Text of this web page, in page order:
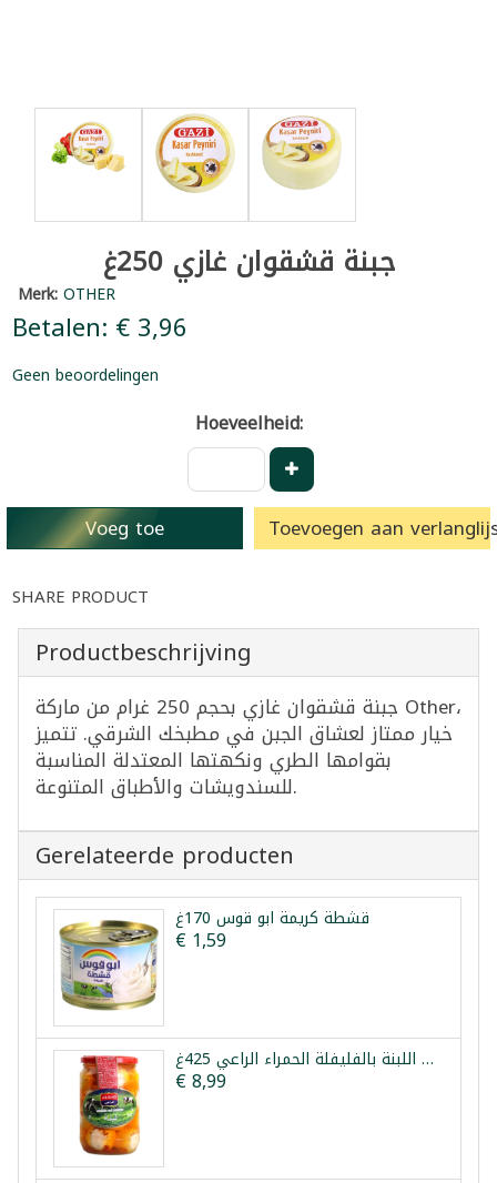
جبنة قشقوان غازي 250غ
Merk:OTHER
Betalen: € 3,96
Geen beoordelingen
Hoeveelheid:
Voeg toe Toevoegen aan
SHARE PRODUCT
Productbeschrijving
جبنة قشقوان غازي بحجم 250 غرام من ماركة Other،
خيار ممتاز لعشاق الجبن في مطبخك الشرقي. تتميز
بقوامها الطري ونكهتها المعتدلة المناسبة
للسندويشات والأطباق المتنوعة.
Gerelateerde producten
قشطة كريمة ابو قوس 170غ
€ 1,59
كرات اللبنة بالفليفلة الحمراء الراعي 425غ
€ 8,99